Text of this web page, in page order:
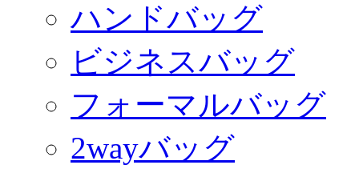
ハンドバッグ
ビジネスバッグ
フォーマルバッグ
2wayバッグ